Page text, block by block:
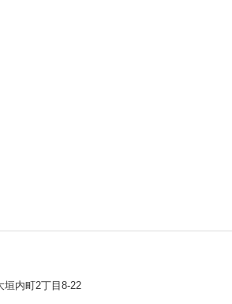
内町2丁目8-22